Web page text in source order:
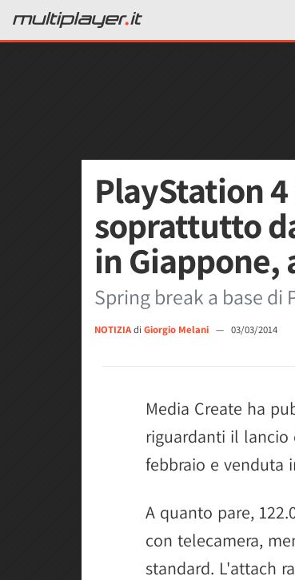
PlayStation
soprattutto
in Giappone,
Spring break a base di
NOTIZIAdi Giorgio Melani — 03/03/2014
Media Create ha
riguardanti il lancio
febbraio e venduta
A quanto pare,
con telecamera,
standard. L'attach